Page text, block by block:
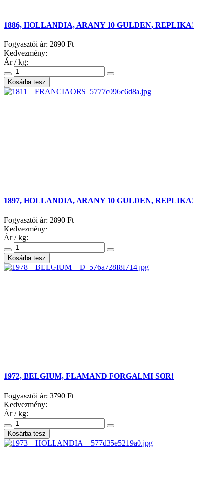
1886, HOLLANDIA, ARANY 10 GULDEN, REPLIKA!
Fogyasztói ár: 2890 Ft
Kedvezmény:
Ár / kg:
1897, HOLLANDIA, ARANY 10 GULDEN, REPLIKA!
Fogyasztói ár: 2890 Ft
Kedvezmény:
Ár / kg:
1972, BELGIUM, FLAMAND FORGALMI SOR!
Fogyasztói ár: 3790 Ft
Kedvezmény:
Ár / kg: